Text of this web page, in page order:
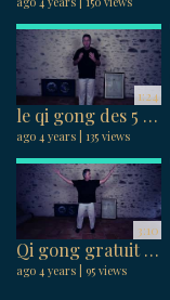
1:24
le qi gong des 5 mouvements d’énergie pour une meilleure santé physique et mentale.
ago 4 years 135 views
3:10
Qi gong gratuit : Relâcher ces tensions musculaires
ago 4 years 95 views